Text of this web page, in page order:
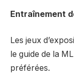
Entraînement
Les jeux
le guide de la
préférées.